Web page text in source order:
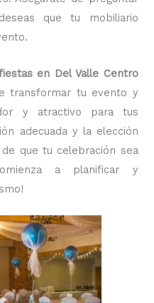
que tu mobiliario
en Del Valle Centro
transformar tu evento y
y atractivo para tus
adecuada y la elección
que tu celebración sea
a planificar y